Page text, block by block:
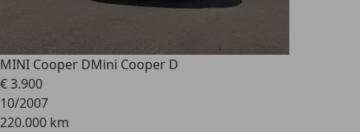
MINI Cooper DMini Cooper D
€ 3.900
10/2007
220.000 km